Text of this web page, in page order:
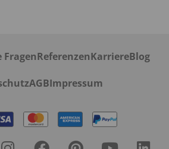
FragenReferenzenKarriereBlog
AGBImpressum